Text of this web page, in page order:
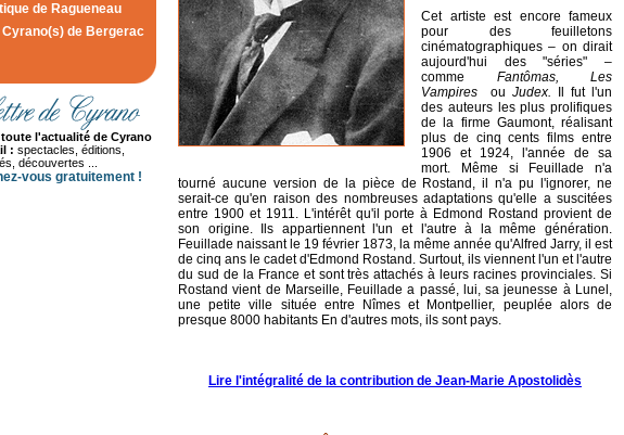
de Ragueneau
Cyrano(s) de Bergerac
toute l'actualité de Cyrano
: spectacles, éditions,
découvertes ...
vous gratuitement !
Cet artiste est encore fameux
pour des feuilletons
cinématographiques – on dirait
aujourd'hui des "séries" –
comme Fantômas, Les
Vampires
ou Judex. Il fut l'un
des auteurs les plus prolifiques
de la firme Gaumont, réalisant
plus de cinq cents films entre
1906 et 1924, l'année de sa
mort. Même si Feuillade n'a
tourné aucune version de la pièce de Rostand, il n'a pu l'ignorer, ne
serait-ce qu'en raison des nombreuses adaptations qu'elle a suscitées
entre 1900 et 1911. L'intérêt qu'il porte à Edmond Rostand provient de
son origine. Ils appartiennent l'un et l'autre à la même génération.
Feuillade naissant le 19 février 1873, la même année qu'Alfred Jarry, il est
de cinq ans le cadet d'Edmond Rostand. Surtout, ils viennent l'un et l'autre
du sud de la France et sont très attachés à leurs racines provinciales. Si
Rostand vient de Marseille, Feuillade a passé, lui, sa jeunesse à Lunel,
une petite ville située entre Nîmes et Montpellier, peuplée alors de
presque 8000 habitants En d'autres mots, ils sont pays.
Lire l'intégralité de la contribution de Jean-Marie Apostolidès